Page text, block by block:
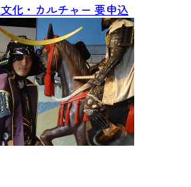
化・カルチャー 要申込